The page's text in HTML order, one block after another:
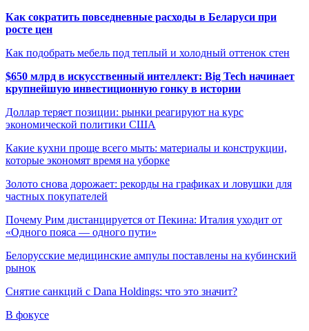
Как сократить повседневные расходы в Беларуси при
росте цен
Как подобрать мебель под теплый и холодный оттенок стен
$650 млрд в искусственный интеллект: Big Tech начинает
крупнейшую инвестиционную гонку в истории
Доллар теряет позиции: рынки реагируют на курс
экономической политики США
Какие кухни проще всего мыть: материалы и конструкции,
которые экономят время на уборке
Золото снова дорожает: рекорды на графиках и ловушки для
частных покупателей
Почему Рим дистанцируется от Пекина: Италия уходит от
«Одного пояса — одного пути»
Белорусские медицинские ампулы поставлены на кубинский
рынок
Снятие санкций с Dana Holdings: что это значит?
В фокусе